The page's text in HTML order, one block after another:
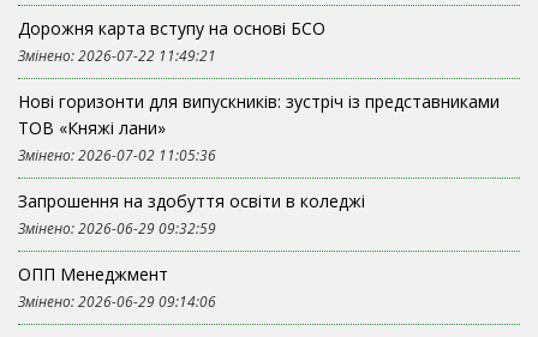
Дорожня карта вступу на основі БСО
Змінено: 2026-07-22 11:49:21
Нові горизонти для випускників: зустріч із представниками
ТОВ «Княжі лани»
Змінено: 2026-07-02 11:05:36
Запрошення на здобуття освіти в коледжі
Змінено: 2026-06-29 09:32:59
ОПП Менеджмент
Змінено: 2026-06-29 09:14:06